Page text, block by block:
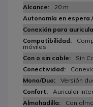
20 m
móviles
Sin
Versión
Auricular
Con